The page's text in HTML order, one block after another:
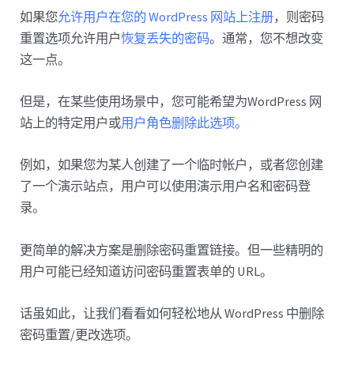
如果您允许用户在您的 WordPress 网站上注册，则密码
重置选项允许用户恢复丢失的密码。通常，您不想改变
这一点。
但是，在某些使用场景中，您可能希望为WordPress 网
站上的特定用户或用户角色删除此选项。
例如，如果您为某人创建了一个临时帐户，或者您创建
了一个演示站点，用户可以使用演示用户名和密码登
录。
更简单的解决方案是删除密码重置链接。但一些精明的
用户可能已经知道访问密码重置表单的 URL。
话虽如此，让我们看看如何轻松地从 WordPress 中删除
密码重置/更改选项。